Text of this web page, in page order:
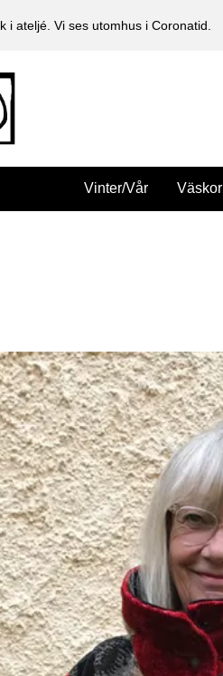
i ateljé. Vi ses utomhus i Coronatid.
Vinter/Vår Väskor